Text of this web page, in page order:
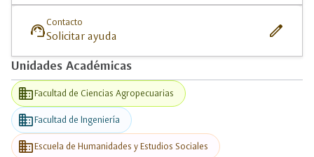
support_agent Contacto
Solicitar ayuda edit
Unidades Académicas
businessFacultad de Ciencias Agropecuarias
businessFacultad de Ingeniería
businessEscuela de Humanidades y Estudios Sociales